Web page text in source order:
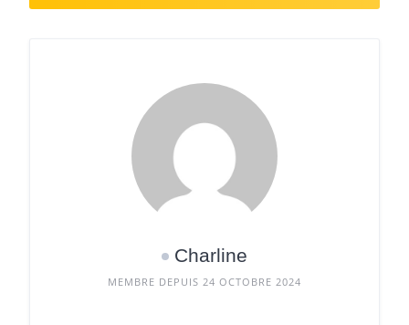
Charline
MEMBRE DEPUIS 24 OCTOBRE 2024